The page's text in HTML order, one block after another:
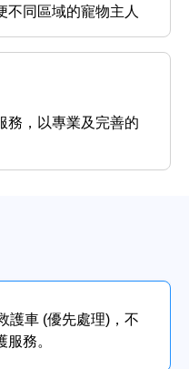
不同區域的寵物主人
務，以專業及完善的
護車 (優先處理)，不
務。